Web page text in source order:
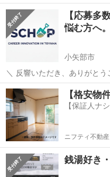
ルズホームの譲渡会は、普段
行います♪ ですので、猫たち
いただけると思います😄...
富山 急患医
【応募多
悩む方へ
小矢部市
＼ 反響いただき、ありがと
現在【応募多数】となってお
ので、迷っている方はぜひお早め
方にピッタリです！】...
富山 小矢部市 その他
【格安物
【保証人ナ
ニフティ不動産
銭湯好き